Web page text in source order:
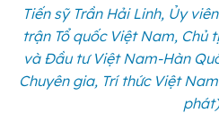
Tiến sỹ Trần Hải Linh, Ủy
trận Tổ quốc Việt Nam, Chủ
và Đầu tư Việt Nam-Hàn
Chuyên gia, Trí thức Việt
phát)